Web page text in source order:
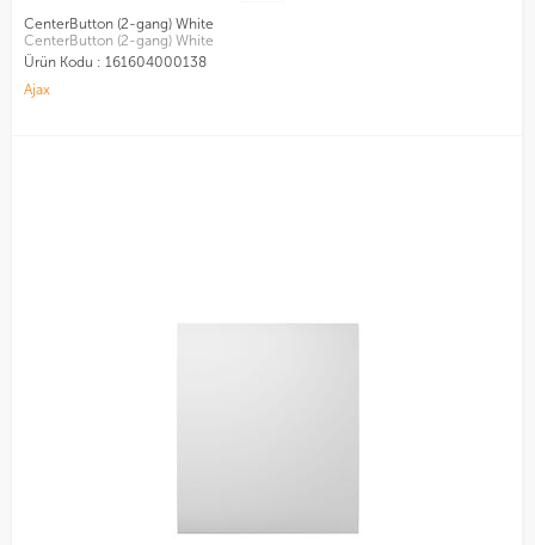
CenterButton (2-gang) White
CenterButton (2-gang) White
Ürün Kodu : 161604000138
Ajax